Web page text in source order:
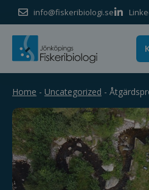
info@fiskeribiologi.se
Home - Uncategorized -